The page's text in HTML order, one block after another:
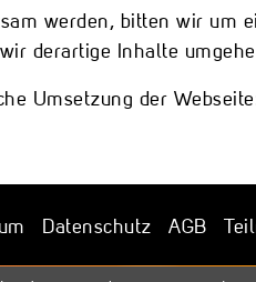
werden, bitten wir um
derartige Inhalte
Umsetzung der
Datenschutz AGB